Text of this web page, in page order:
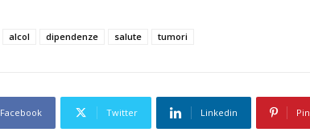
alcol dipendenze salute tumori
Facebook Twitter Linkedin